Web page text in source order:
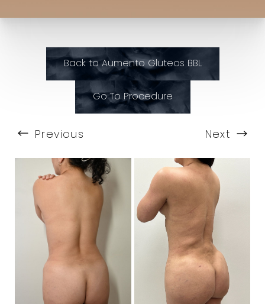
Back to Aumento Gluteos BBL
Go To Procedure
Previous Next